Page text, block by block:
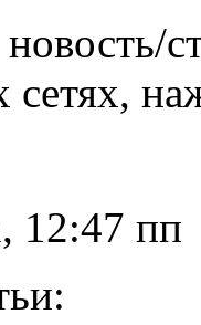
сетях,
12:47 пп